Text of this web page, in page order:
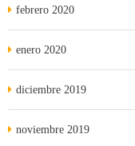
febrero 2020
enero 2020
diciembre 2019
noviembre 2019